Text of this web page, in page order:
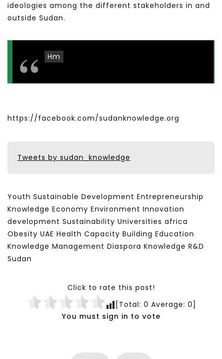
ideologies among the different stakeholders in and
outside Sudan.
Hm
https://facebook.com/sudanknowledge.org
Tweets by sudan_knowledge
Youth Sustainable Development Entrepreneurship
Knowledge Economy Environment Innovation
development Sustainability Universities africa
Obesity UAE Health Capacity Building Education
Knowledge Management Diaspora Knowledge R&D
Sudan
Click to rate this post!
[Total: 0 Average: 0]
You must sign in to vote